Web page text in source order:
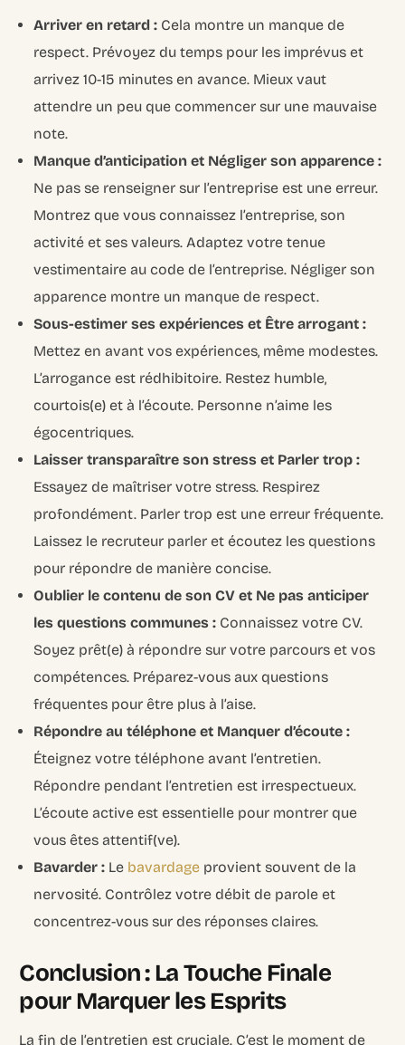
Arriver en retard : Cela montre un manque de
respect. Prévoyez du temps pour les imprévus et
arrivez 10-15 minutes en avance. Mieux vaut
attendre un peu que commencer sur une mauvaise
note.
Manque d’anticipation et Négliger son apparence :
Ne pas se renseigner sur l’entreprise est une erreur.
Montrez que vous connaissez l’entreprise, son
activité et ses valeurs. Adaptez votre tenue
vestimentaire au code de l’entreprise. Négliger son
apparence montre un manque de respect.
Sous-estimer ses expériences et Être arrogant :
Mettez en avant vos expériences, même modestes.
L’arrogance est rédhibitoire. Restez humble,
courtois(e) et à l’écoute. Personne n’aime les
égocentriques.
Laisser transparaître son stress et Parler trop :
Essayez de maîtriser votre stress. Respirez
profondément. Parler trop est une erreur fréquente.
Laissez le recruteur parler et écoutez les questions
pour répondre de manière concise.
Oublier le contenu de son CV et Ne pas anticiper
les questions communes : Connaissez votre CV.
Soyez prêt(e) à répondre sur votre parcours et vos
compétences. Préparez-vous aux questions
fréquentes pour être plus à l’aise.
Répondre au téléphone et Manquer d’écoute :
Éteignez votre téléphone avant l’entretien.
Répondre pendant l’entretien est irrespectueux.
L’écoute active est essentielle pour montrer que
vous êtes attentif(ve).
Bavarder : Le bavardage provient souvent de la
nervosité. Contrôlez votre débit de parole et
concentrez-vous sur des réponses claires.
Conclusion : La Touche Finale
pour Marquer les Esprits
La fin de l’entretien est cruciale. C’est le moment de